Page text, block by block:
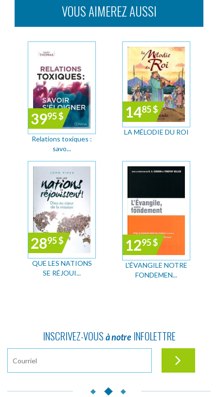
VOUS AIMEREZ AUSSI
3995$
Relations toxiques :
savo...
1485$
LA MÉLODIE DU ROI
2895$
QUE LES NATIONS
SE RÉJOUI...
1295$
L'ÉVANGILE NOTRE
FONDEMEN...
INSCRIVEZ-VOUS à notreINFOLETTRE